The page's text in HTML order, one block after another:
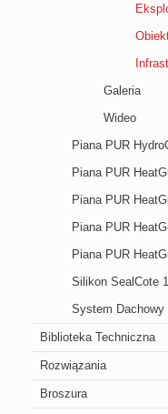
Galeria
Wideo
Piana PUR
Piana PUR
Piana PUR
Piana PUR
Piana PUR
Silikon SealCote
System Dachowy
Biblioteka Techniczna
Rozwiązania
Broszura